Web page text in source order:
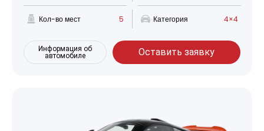
Кол-во мест 5 Категория 4×4
Информация об
автомобиле
Оставить заявку